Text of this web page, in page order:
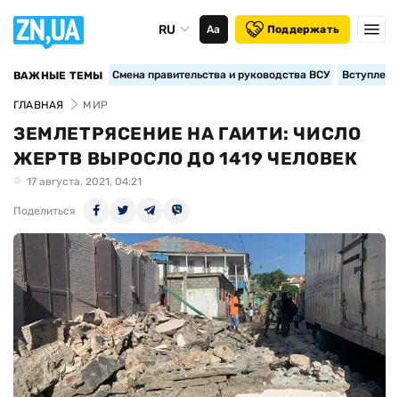
RU Аа Поддержать
ВАЖНЫЕ ТЕМЫ Смена правительства и руководства ВСУ
ГЛАВНАЯ МИР
ЗЕМЛЕТРЯСЕНИЕ НА ГАИТИ: ЧИСЛО
ЖЕРТВ ВЫРОСЛО ДО 1419 ЧЕЛОВЕК
17 августа, 2021, 04:21
Поделиться